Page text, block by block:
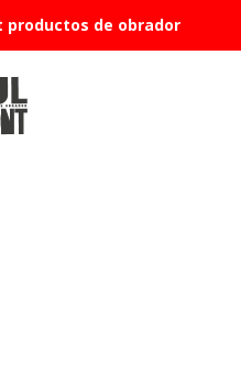
productos de obrador